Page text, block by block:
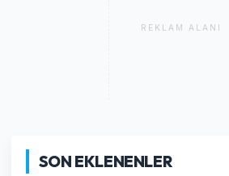
REKLAM ALANI
SON EKLENENLER